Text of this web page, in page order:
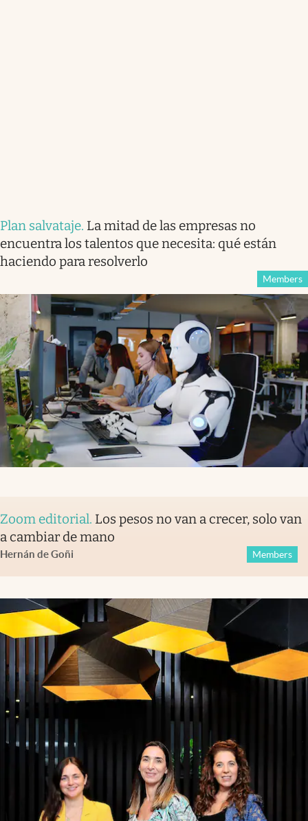
Plan salvataje. La mitad de las empresas no
encuentra los talentos que necesita: qué están
haciendo para resolverlo
Members
Zoom editorial. Los pesos no van a crecer, solo van
a cambiar de mano
Hernán de Goñi Members